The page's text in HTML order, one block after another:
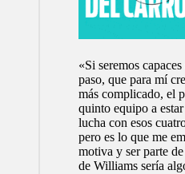
«Si seremos
paso, que para mí
más complicado, el
quinto equipo a
lucha con esos
pero es lo que me
motiva y ser parte
de Williams sería